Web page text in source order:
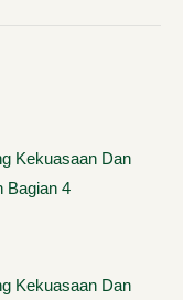
Kekuasaan Dan
Bagian 4
Kekuasaan Dan